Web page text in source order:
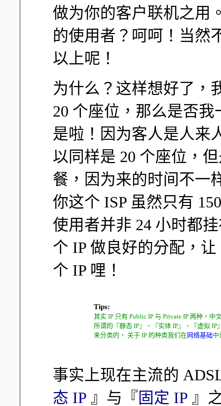
做为你的客户联机之用
的使用者？呵呵！当然
以上呢！
为什么？这样想好了，
20 个座位，那么是否
是啦！因为客人是人来
以同样是 20 个座位，
餐，因为来的时间不一
你这个 ISP 虽然只有
使用者并非 24 小时都
个 IP 做良好的分配，
个 IP 哩！
Tips:
其实 IP 只有 Public IP 与 Private IP 两种，
所谓的『静态 IP』、『实体 IP』、『虚拟
来分类的， 关于 IP 的种类我们在网络基础中
事实上现在主流的
态 IP 』与『固定 IP 』